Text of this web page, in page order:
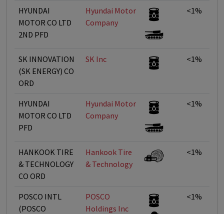
HYUNDAI
MOTOR CO LTD
2ND PFD
Hyundai Motor
Company
<1%
SK INNOVATION
(SK ENERGY) CO
ORD
SK Inc <1%
HYUNDAI
MOTOR CO LTD
PFD
Hyundai Motor
Company
<1%
HANKOOK TIRE
& TECHNOLOGY
CO ORD
Hankook Tire
& Technology
<1%
POSCO INTL
(POSCO
POSCO
Holdings Inc
<1%